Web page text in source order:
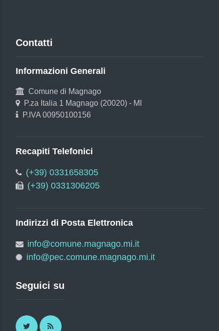
Contatti
Informazioni Generali
Comune di Magnago
P.za Italia 1 Magnago (20020) - MI
P.IVA 00950100156
Recapiti Telefonici
(+39) 0331658305
(+39) 0331306205
Indirizzi di Posta Elettronica
info@comune.magnago.mi.it
info@pec.comune.magnago.mi.it
Seguici su
Twitter RSS